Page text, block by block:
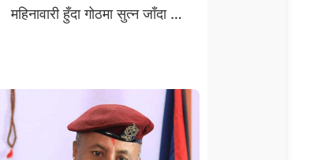
महिनावारी हुँदा गोठमा सुत्न जाँदा …